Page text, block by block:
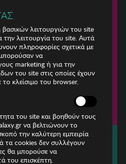
παραγγελίες καλέστε
18 94 400
- 14:30 & 24ώρες Φωνητική Πύλη)
βασικών λειτουργιών του site
την λειτουργία του site. Αυτά
πληροφορίες σχετικά με
να
marketing ή για την
του site στις οποίες έχουν
το κλείσιμο του browser.
του site και βοηθούν τους
να βελτιώνουν το
την καλύτερη εμπειρία
τα cookies δεν συλλέγουν
θα μπορούσε να
του επισκέπτη.